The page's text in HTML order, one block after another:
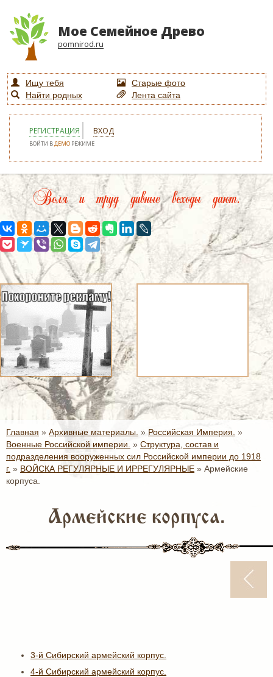
Мое Семейное Древо
pomnirod.ru
Ищу тебя
Старые фото
Найти родных
Лента сайта
РЕГИСТРАЦИЯ ВХОД
ВОЙТИ ВДЕМО РЕЖИМЕ
Воля и труд дивные всходы дают.
Главная » Архивные материалы. » Российская Империя. »
Военные Российской империи. » Структура, состав и
подразделения вооруженных сил Российской империи до 1918
г. » ВОЙСКА РЕГУЛЯРНЫЕ И ИРРЕГУЛЯРНЫЕ » Армейские
корпуса.
Армейские корпуса.
3-й Сибирский армейский корпус.
4-й Сибирский армейский корпус.